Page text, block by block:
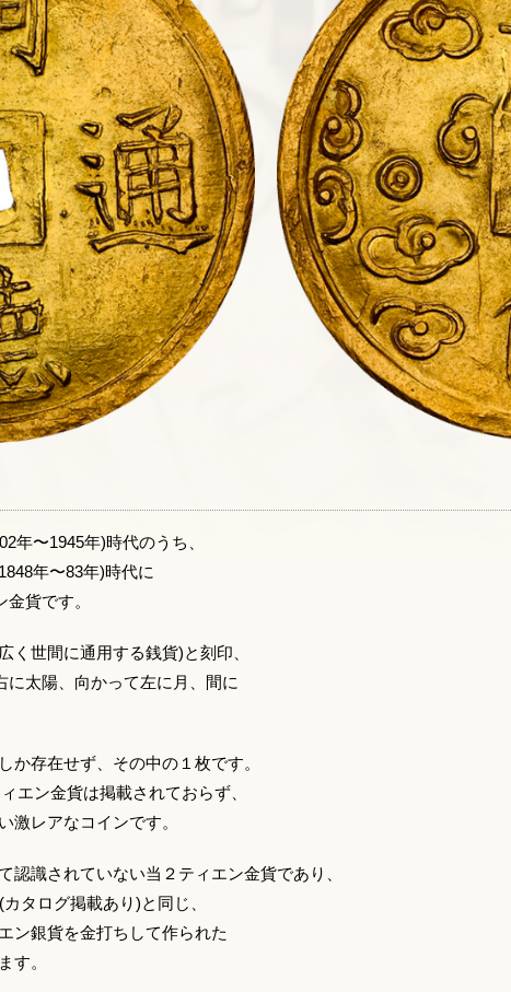
年〜1945年)時代のうち、
年〜83年)時代に
貨です。
く世間に通用する銭貨)と刻印、
太陽、向かって左に月、間に
か存在せず、その中の１枚です。
エン金貨は掲載されておらず、
激レアなコインです。
識されていない当２ティエン金貨であり、
タログ掲載あり)と同じ、
ン銀貨を金打ちして作られた
す。